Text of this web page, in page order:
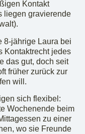
Kontakt
liegen gravierende
8-jährige Laura bei
Kontaktrecht jedes
das gut, doch seit
früher zurück zur
will.
sich flexibel:
Wochenende beim
zu einer
wo sie Freunde